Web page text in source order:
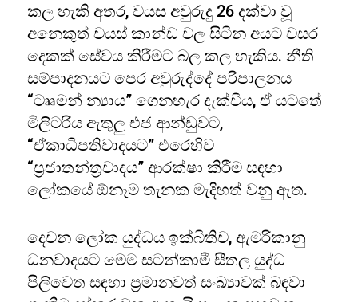
කල හැකි අතර, වයස අවුරුදු 26 දක්වා වූ
අනෙකුත් වයස් කාන්ඩ වල සිටින අයට වසර
දෙකක් සේවය කිරීමට බල කල හැකිය. නීති
සම්පාදනයට පෙර අවුරුද්දේ පරිපාලනය
“ටෲමන් න්‍යාය” ගෙනහැර දැක්වීය, ඒ යටතේ
මිලිටරිය ඇතුලු එජ ආන්ඩුවට,
“ඒකාධිපතිවාදයට” එරෙහිව
“ප්‍රජාතන්ත්‍රවාදය” ආරක්ෂා කිරීම සඳහා
ලෝකයේ ඕනෑම තැනක මැදිහත් වනු ඇත.
දෙවන ලෝක යුද්ධය ඉක්බිතිව, ඇමරිකානු
ධනවාදයට මෙම සටන්කාමී සීතල යුද්ධ
පිලිවෙත සඳහා ප්‍රමානවත් සංඛ්‍යාවක් බඳවා